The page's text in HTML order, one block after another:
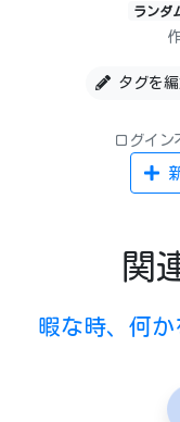
ランダ
タグを
関
暇な時、何